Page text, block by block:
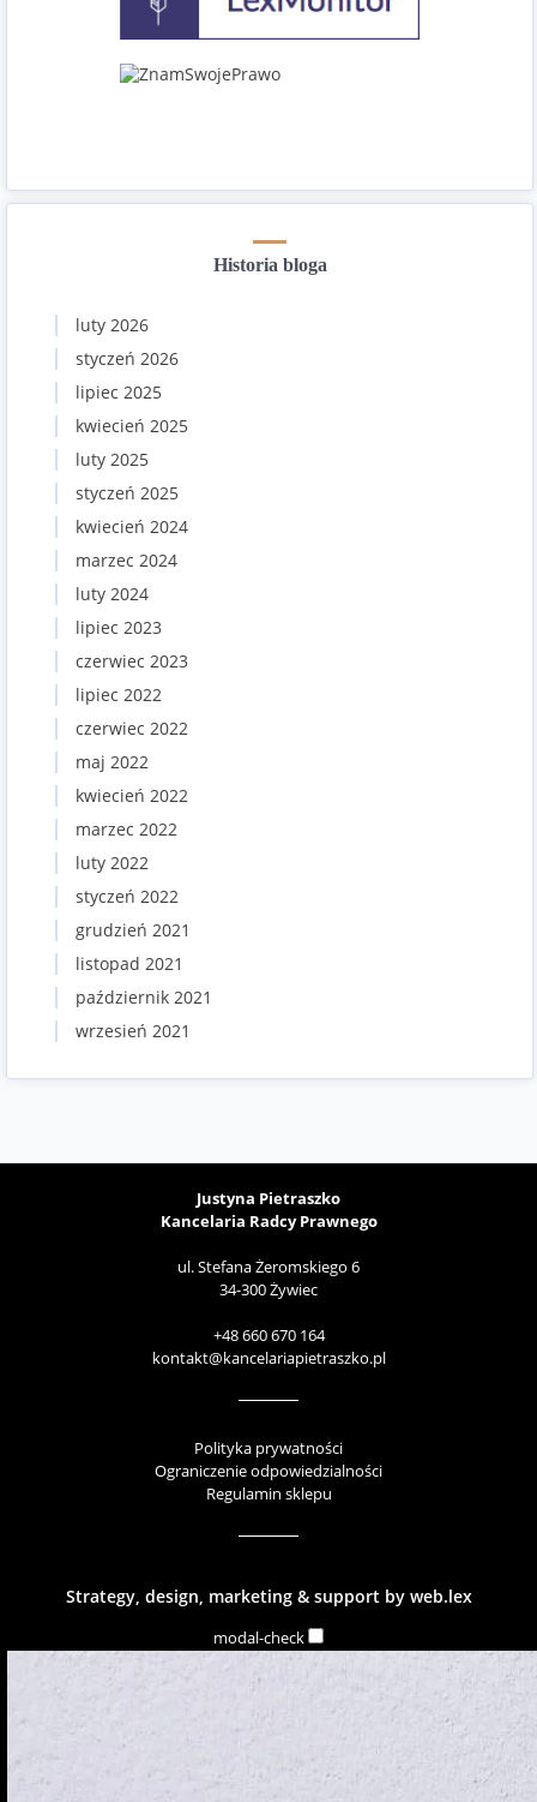
Historia bloga
luty 2026
styczeń 2026
lipiec 2025
kwiecień 2025
luty 2025
styczeń 2025
kwiecień 2024
marzec 2024
luty 2024
lipiec 2023
czerwiec 2023
lipiec 2022
czerwiec 2022
maj 2022
kwiecień 2022
marzec 2022
luty 2022
styczeń 2022
grudzień 2021
listopad 2021
październik 2021
wrzesień 2021
Justyna Pietraszko
Kancelaria Radcy Prawnego
ul. Stefana Żeromskiego 6
34-300 Żywiec
+48 660 670 164
kontakt@kancelariapietraszko.pl
Polityka prywatności
Ograniczenie odpowiedzialności
Regulamin sklepu
Strategy, design, marketing & support by web.lex
modal-check